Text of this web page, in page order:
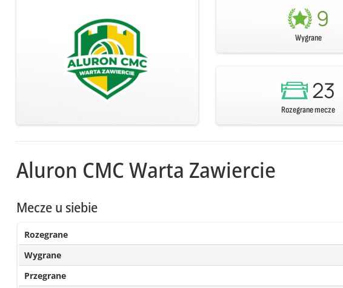
9
Wygrane
23
Rozegrane mecze
Aluron CMC Warta Zawiercie
Mecze u siebie
Rozegrane
Wygrane
Przegrane